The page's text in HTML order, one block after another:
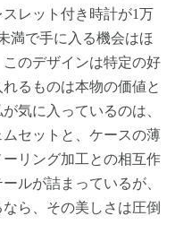
レット付き時計が1万
満で手に入る機会はほ
のデザインは特定の好
るものは本物の価値と
気に入っているのは、
セットと、ケースの薄
リング加工との相互作
ルが詰まっているが、
ら、その美しさは圧倒